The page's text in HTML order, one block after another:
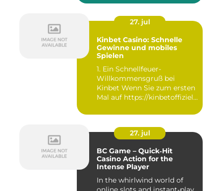
27. jul
Kinbet Casino: Schnelle
Gewinne und mobiles
Spielen
1. Ein Schnellfeuer-
Willkommensgruß bei
Kinbet Wenn Sie zum ersten
Mal auf https://kinbetoffiziell-
27. jul
BC Game – Quick‑Hit
Casino Action for the
Intense Player
In the whirlwind world of